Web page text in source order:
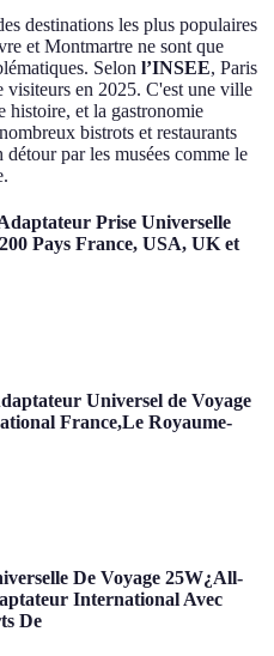
destinations les plus populaires
et Montmartre ne sont que
Selon l’INSEE, Paris
visiteurs en 2025. C'est une ville
histoire, et la gastronomie
bistrots et restaurants
par les musées comme le
Prise Universelle
Pays France, USA, UK et
Universel de Voyage
France,Le Royaume-
De Voyage 25W¿All-
International Avec
De